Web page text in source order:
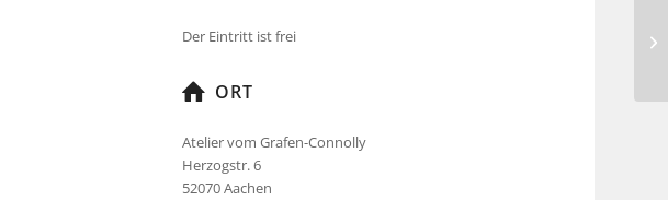
Der Eintritt ist frei
ORT
Atelier vom Grafen-Connolly
Herzogstr. 6
52070 Aachen